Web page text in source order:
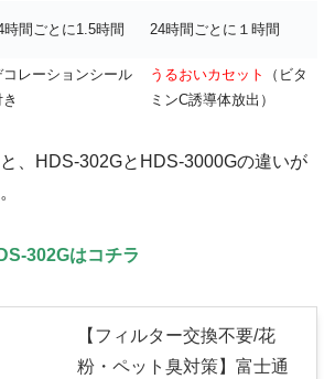
時間ごとに1.5時間 24時間ごとに１時間
コレーションシール
うるおいカセット
（ビタ
ミンC誘導体放出）
、HDS-302GとHDS-3000Gの違いが
302Gはコチラ
【フィルター交換不要/花
粉・ペット臭対策】富士通